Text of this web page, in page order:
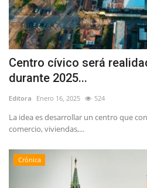
Centro cívico será
durante 2025...
Editora Enero 16, 2025 524
La idea es desarrollar un centro que
comercio, viviendas,...
Crónica